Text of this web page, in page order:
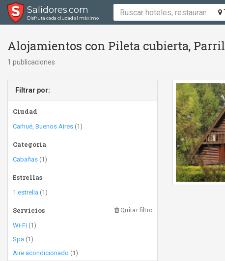
Salidores.com
Disfrutá cada ciudad al máximo
Alojamientos con Pileta cubierta,
1 publicaciones
Filtrar por:
Ciudad
Carhué, Buenos Aires (1)
Categoría
Cabañas (1)
Estrellas
1 estrella (1)
Servicios Quitar filtro
Wi-Fi (1)
Spa (1)
Aire acondicionado (1)